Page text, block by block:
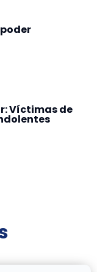
Víctimas de